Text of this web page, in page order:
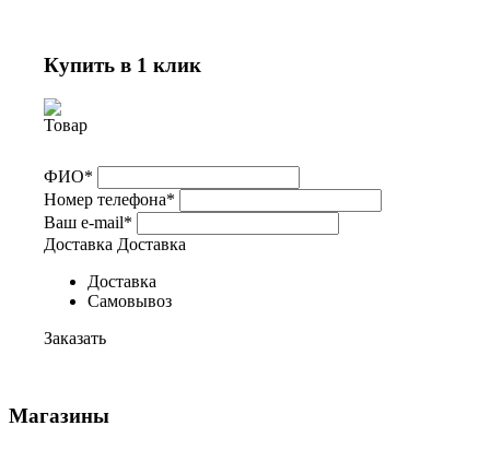
Купить в 1 клик
ФИО*
Номер телефона*
Ваш e-mail*
Доставка Доставка
Доставка
Самовывоз
Заказать
Магазины